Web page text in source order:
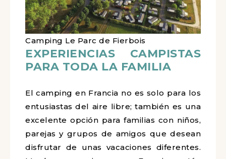
Camping Le Parc de Fierbois
EXPERIENCIAS CAMPISTAS
PARA TODA LA FAMILIA
El camping en Francia no es solo para los
entusiastas del aire libre; también es una
excelente opción para familias con niños,
parejas y grupos de amigos que desean
disfrutar de unas vacaciones diferentes.